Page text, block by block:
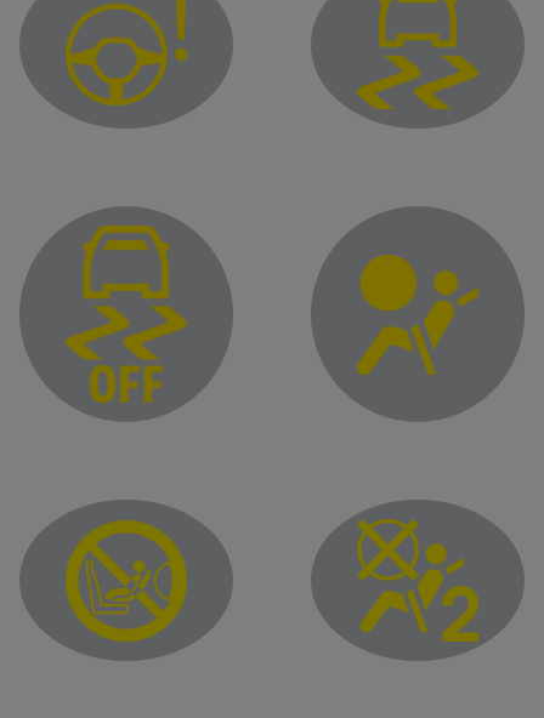
Upozoravajuća lampica za promenljivi servo upravljač
Lampica upozorenja
Lampica upozorenja na deaktivaciju elektronske kontrole
Lampica upozorenja
Vazdušni jastuk za suvozača UKLJUČENVazdušni jastuk za